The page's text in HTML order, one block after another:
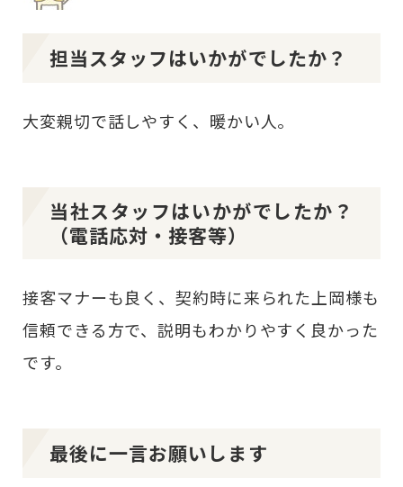
担当スタッフはいかがでしたか？
大変親切で話しやすく、暖かい人。
当社スタッフはいかがでしたか？
（電話応対・接客等）
接客マナーも良く、契約時に来られた上岡様も
信頼できる方で、説明もわかりやすく良かった
です。
最後に一言お願いします